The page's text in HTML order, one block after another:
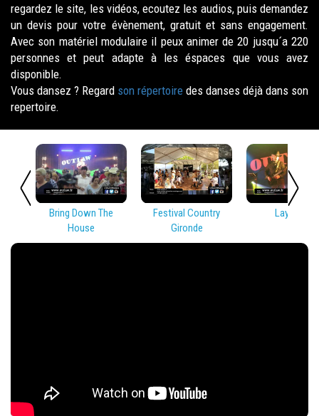
regardez le site, les vidéos, ecoutez les audios, puis demandez
un devis pour votre évènement, gratuit et sans engagement.
Avec son matériel modulaire il peux animer de 20 jusqu´a 220
personnes et peut adapte à les éspaces que vous avez
disponible.
Vous dansez ? Regard son répertoire des danses déjà dans son
repertoire.
Bring Down The
House
Festival Country
Gironde
Lay Low